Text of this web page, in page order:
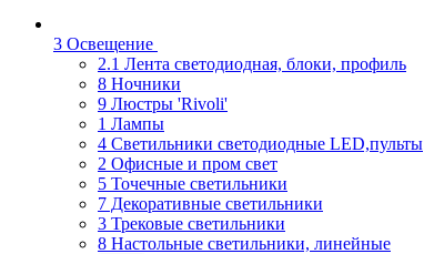
3 Освещение
2.1 Лента светодиодная, блоки, профиль
8 Ночники
9 Люстры 'Rivoli'
1 Лампы
4 Светильники светодиодные LED,пульты
2 Офисные и пром свет
5 Точечные светильники
7 Декоративные светильники
3 Трековые светильники
8 Настольные светильники, линейные